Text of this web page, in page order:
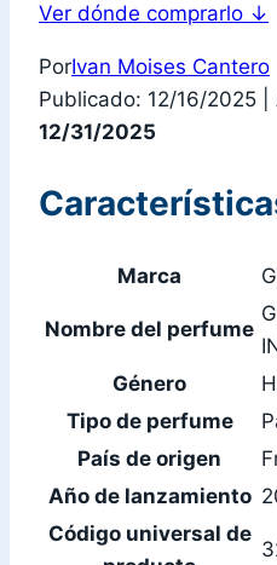
Ver dónde comprarlo ↓
PorIvan Moises Cantero
Publicado: 12/16/2025
12/31/2025
Marca
Nombre del perfume
Género
Tipo de perfume
País de origen
Año de lanzamiento
Código universal de